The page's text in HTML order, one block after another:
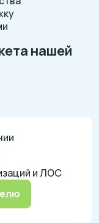
нашей
и ЛОС